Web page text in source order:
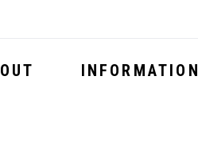
INFORMATION